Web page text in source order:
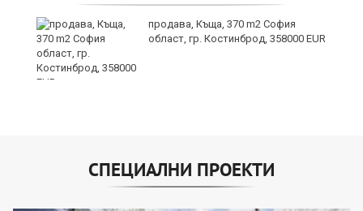
продава, Къща, 370 m2 София
област, гр. Костинброд, 358000 EUR
СПЕЦИАЛНИ ПРОЕКТИ